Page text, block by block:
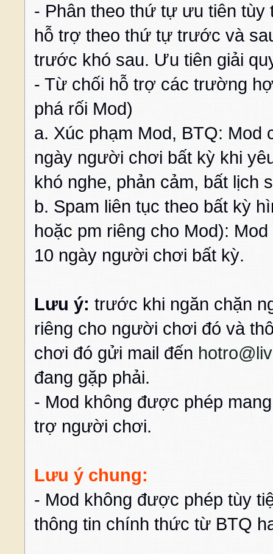
- Phân theo thứ tự ưu tiên
hỗ trợ theo thứ tự trước và
trước khó sau. Ưu tiên giải
- Từ chối hỗ trợ các trường
phá rối Mod)
a. Xúc phạm Mod, BTQ: Mod
ngày người chơi bất kỳ khi
khó nghe, phản cảm, bất lịch
b. Spam liên tục theo bất kỳ
hoặc pm riêng cho Mod):
10 ngày người chơi bất kỳ.
Lưu ý: trước khi ngăn chặn
riêng cho người chơi đó và
chơi đó gửi mail đến
đang gặp phải.
- Mod không được phép
trợ người chơi.
Lưu ý chung:
- Mod không được phép tùy
thông tin chính thức từ BTQ